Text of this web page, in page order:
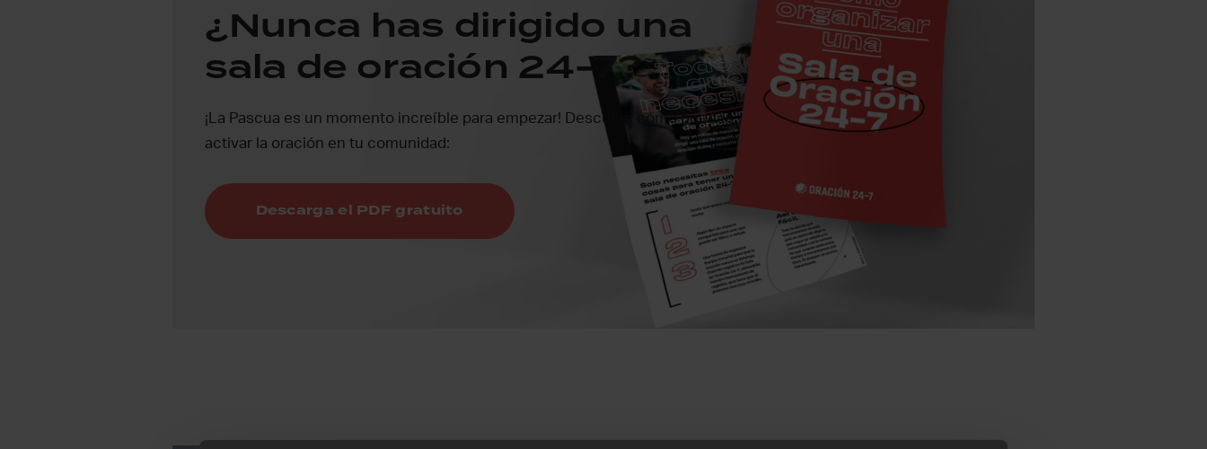
¿Nunca has dirigido una
sala de oración 24-7?
¡La Pascua es un momento increíble para empezar! Descubre cómo puedes
activar la oración en tu comunidad:
Descarga el PDF gratuito